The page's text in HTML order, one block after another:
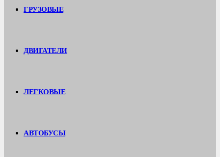
ГРУЗОВЫЕ
ДВИГАТЕЛИ
ЛЕГКОВЫЕ
АВТОБУСЫ